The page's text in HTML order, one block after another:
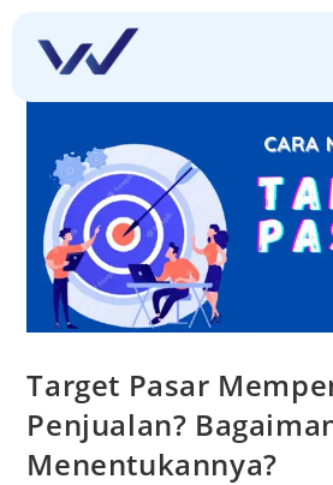
Target Pasar
Penjualan?
Menentukannya?